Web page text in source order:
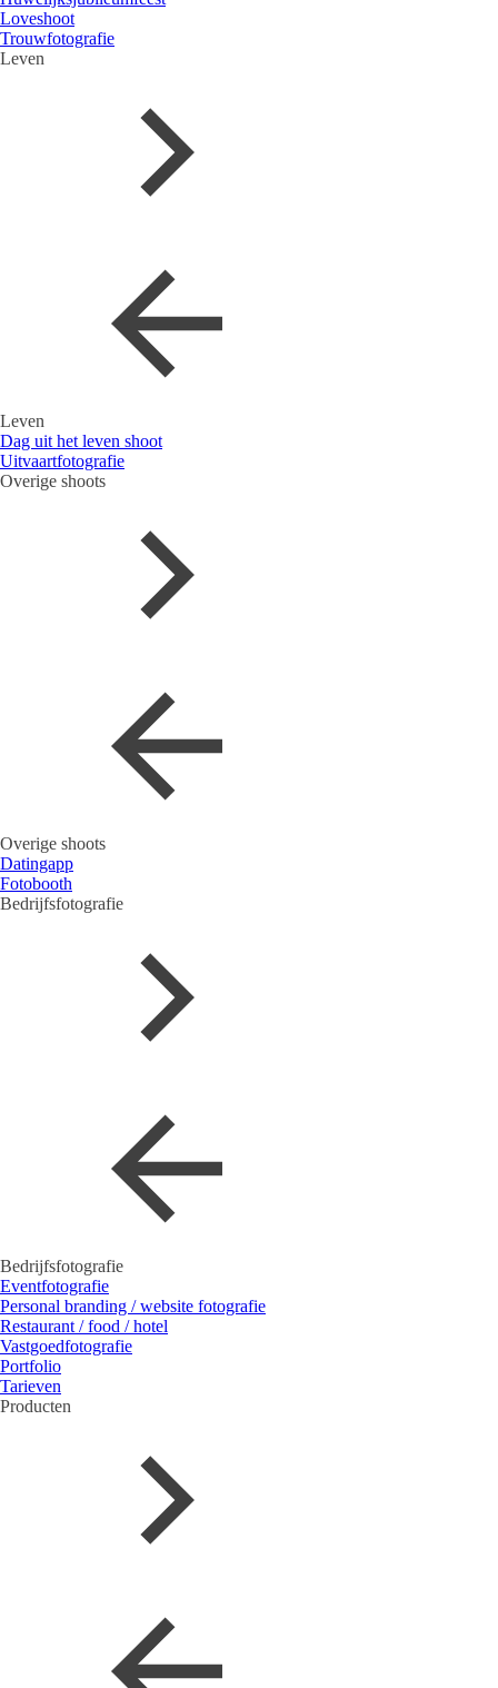
Loveshoot
Trouwfotografie
Leven
Leven
Dag uit het leven shoot
Uitvaartfotografie
Overige shoots
Overige shoots
Datingapp
Fotobooth
Bedrijfsfotografie
Bedrijfsfotografie
Eventfotografie
Personal branding / website fotografie
Restaurant / food / hotel
Vastgoedfotografie
Portfolio
Tarieven
Producten